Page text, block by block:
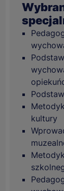
kultury